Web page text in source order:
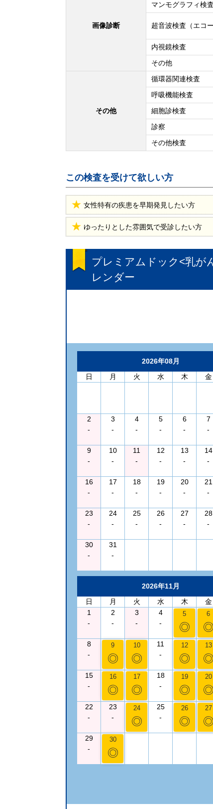
画像診断
マンモグラフィ検査
超音波検査（エコー
内視鏡検査
その他
その他
循環器関連検査
呼吸機能検査
細胞診検査
診察
その他検査
この検査を受けて欲しい方
女性特有の疾患を早期発見したい方
ゆったりとした雰囲気で受診したい方
プレミアムドック<乳が
レンダー
2026年08月
日
月 火 水 木 金
2
-
3
-
4
-
5
-
6
-
7
-
9
-
10
-
11
-
12
-
13
-
14
-
16
-
17
-
18
-
19
-
20
-
21
-
23
-
24
-
25
-
26
-
27
-
28
-
30
-
31
-
2026年11月
日
月 火 水 木 金
1
-
2
-
3
-
4
-
5
◎
6
◎
8
-
9
◎
10
◎
11
-
12
◎
13
◎
15
-
16
◎
17
◎
18
-
19
◎
20
◎
22
-
23
-
24
◎
25
-
26
◎
27
◎
29
-
30
◎